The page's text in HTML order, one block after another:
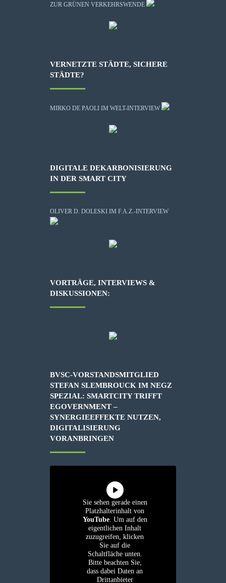
ZUR GRÜNEN VERKEHRSWENDE
VERNETZTE STÄDTE, SICHERE
STÄDTE?
MIRKO DE PAOLI IM WELT-INTERVIEW
DIGITALE DEKARBONISIERUNG
IN DER SMART CITY
OLIVER D. DOLESKI IM F.A.Z.-INTERVIEW
VORTRÄGE, INTERVIEWS &
DISKUSSIONEN:
BVSC-VORSTANDSMITGLIED
STEFAN SLEMBROUCK IM NEGZ
SPEZIAL: SMARTCITY TRIFFT
EGOVERNMENT –
SYNERGIEEFFEKTE NUTZEN,
DIGITALISIERUNG
VORANBRINGEN
Sie sehen gerade einen
Platzhalterinhalt von
YouTube. Um auf den
eigentlichen Inhalt
zuzugreifen, klicken
Sie auf die
Schaltfläche unten.
Bitte beachten Sie,
dass dabei Daten an
Drittanbieter